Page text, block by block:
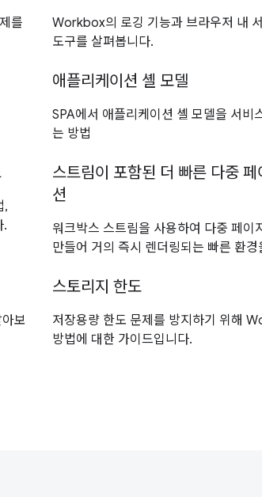
를
Workbox의 로깅 기능과 브라우저 내
도구를 살펴봅니다.
애플리케이션 셸 모델
SPA에서 애플리케이션 셸 모델을 서비
는 방법
,
.
스트림이 포함된 더 빠른 다중 페
션
워크박스 스트림을 사용하여 다중 페이
만들어 거의 즉시 렌더링되는 빠른 환경
보
스토리지 한도
저장용량 한도 문제를 방지하기 위해
방법에 대한 가이드입니다.